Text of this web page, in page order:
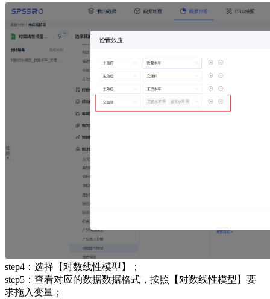
step4：选择【对数线性模型】；
step5：查看对应的数据数据格式，按照【对数线性模型】要
求拖入变量；